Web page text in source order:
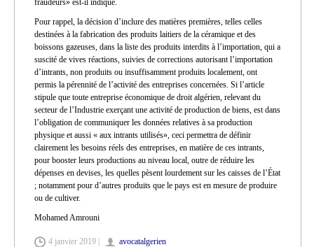
fraudeurs» est-il indiqué.
Pour rappel, la décision d’inclure des matières premières, telles celles
destinées à la fabrication des produits laitiers de la céramique et des
boissons gazeuses, dans la liste des produits interdits à l’importation, qui a
suscité de vives réactions, suivies de corrections autorisant l’importation
d’intrants, non produits ou insuffisamment produits localement, ont
permis la pérennité de l’activité des entreprises concernées. Si l’article
stipule que toute entreprise économique de droit algérien, relevant du
secteur de l’Industrie exerçant une activité de production de biens, est dans
l’obligation de communiquer les données relatives à sa production
physique et aussi « aux intrants utilisés», ceci permettra de définir
clairement les besoins réels des entreprises, en matière de ces intrants,
pour booster leurs productions au niveau local, outre de réduire les
dépenses en devises, les quelles pèsent lourdement sur les caisses de l’État
; notamment pour d’autres produits que le pays est en mesure de produire
ou de cultiver.
Mohamed Amrouni
4 janvier 2019 | avocatalgerien